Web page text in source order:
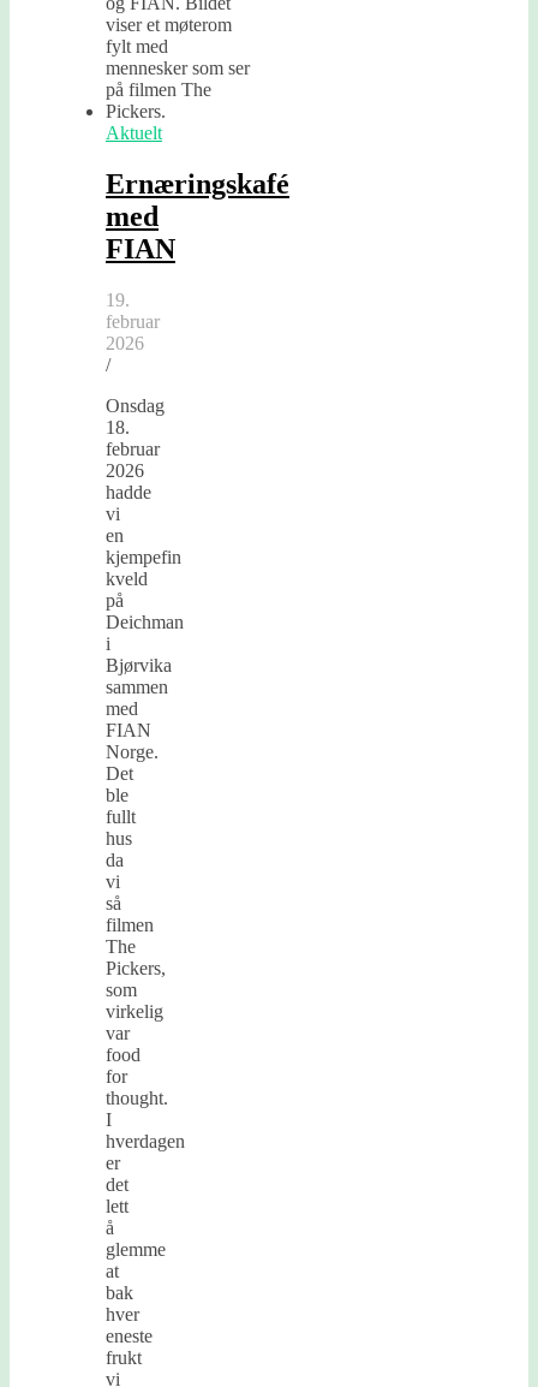
Aktuelt
Ernæringskafé
med
FIAN
19.
februar
2026
/
Onsdag
18.
februar
2026
hadde
vi
en
kjempefin
kveld
på
Deichman
i
Bjørvika
sammen
med
FIAN
Norge.
Det
ble
fullt
hus
da
vi
så
filmen
The
Pickers,
som
virkelig
var
food
for
thought.
I
hverdagen
er
det
lett
å
glemme
at
bak
hver
eneste
frukt
vi